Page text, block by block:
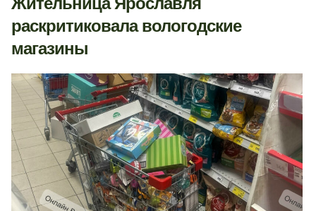
раскритиковала вологодские
магазины